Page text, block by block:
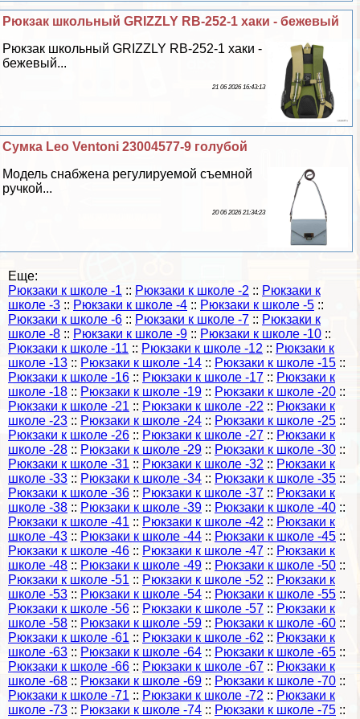
Рюкзак школьный GRIZZLY RB-252-1 хаки - бежевый
Рюкзак школьный GRIZZLY RB-252-1 хаки -
бежевый...
21 06 2026 16:43:13
Сумка Leo Ventoni 23004577-9 гoлyбой
Модель снабжена регулируемой съемной
ручкой...
20 06 2026 21:34:23
Еще:
Рюкзаки к школе -1 :: Рюкзаки к школе -2 :: Рюкзаки к
школе -3 :: Рюкзаки к школе -4 :: Рюкзаки к школе -5 ::
Рюкзаки к школе -6 :: Рюкзаки к школе -7 :: Рюкзаки к
школе -8 :: Рюкзаки к школе -9 :: Рюкзаки к школе -10 ::
Рюкзаки к школе -11 :: Рюкзаки к школе -12 :: Рюкзаки к
школе -13 :: Рюкзаки к школе -14 :: Рюкзаки к школе -15 ::
Рюкзаки к школе -16 :: Рюкзаки к школе -17 :: Рюкзаки к
школе -18 :: Рюкзаки к школе -19 :: Рюкзаки к школе -20 ::
Рюкзаки к школе -21 :: Рюкзаки к школе -22 :: Рюкзаки к
школе -23 :: Рюкзаки к школе -24 :: Рюкзаки к школе -25 ::
Рюкзаки к школе -26 :: Рюкзаки к школе -27 :: Рюкзаки к
школе -28 :: Рюкзаки к школе -29 :: Рюкзаки к школе -30 ::
Рюкзаки к школе -31 :: Рюкзаки к школе -32 :: Рюкзаки к
школе -33 :: Рюкзаки к школе -34 :: Рюкзаки к школе -35 ::
Рюкзаки к школе -36 :: Рюкзаки к школе -37 :: Рюкзаки к
школе -38 :: Рюкзаки к школе -39 :: Рюкзаки к школе -40 ::
Рюкзаки к школе -41 :: Рюкзаки к школе -42 :: Рюкзаки к
школе -43 :: Рюкзаки к школе -44 :: Рюкзаки к школе -45 ::
Рюкзаки к школе -46 :: Рюкзаки к школе -47 :: Рюкзаки к
школе -48 :: Рюкзаки к школе -49 :: Рюкзаки к школе -50 ::
Рюкзаки к школе -51 :: Рюкзаки к школе -52 :: Рюкзаки к
школе -53 :: Рюкзаки к школе -54 :: Рюкзаки к школе -55 ::
Рюкзаки к школе -56 :: Рюкзаки к школе -57 :: Рюкзаки к
школе -58 :: Рюкзаки к школе -59 :: Рюкзаки к школе -60 ::
Рюкзаки к школе -61 :: Рюкзаки к школе -62 :: Рюкзаки к
школе -63 :: Рюкзаки к школе -64 :: Рюкзаки к школе -65 ::
Рюкзаки к школе -66 :: Рюкзаки к школе -67 :: Рюкзаки к
школе -68 :: Рюкзаки к школе -69 :: Рюкзаки к школе -70 ::
Рюкзаки к школе -71 :: Рюкзаки к школе -72 :: Рюкзаки к
школе -73 :: Рюкзаки к школе -74 :: Рюкзаки к школе -75 ::